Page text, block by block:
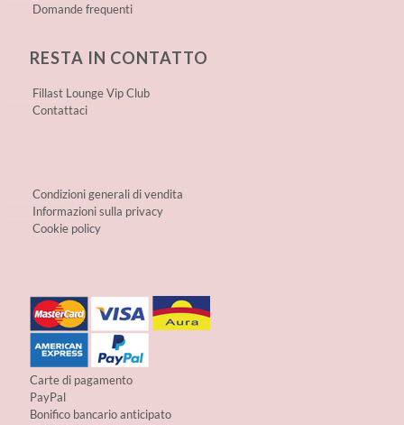
Domande frequenti
RESTA IN CONTATTO
Fillast Lounge Vip Club
Contattaci
Condizioni generali di vendita
Informazioni sulla privacy
Cookie policy
Carte di pagamento
PayPal
Bonifico bancario anticipato